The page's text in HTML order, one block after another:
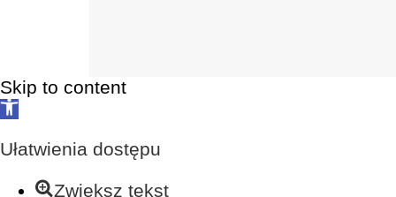
Skip to content
Open
Ułatwienia dostępu
Zwiększ tekst